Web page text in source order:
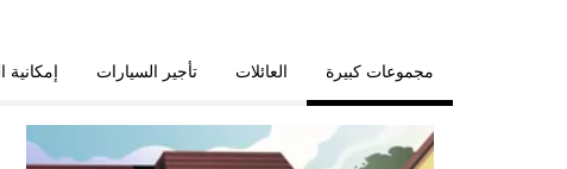
مجموعات كبيرة العائلات تأجير السيارات